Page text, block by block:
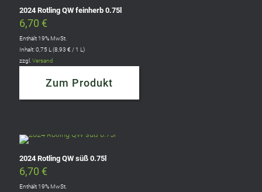
2024 Rotling QW feinherb 0.75l
6,70 €
Enthält 19% MwSt.
Inhalt: 0,75 L (8,93 € / 1 L)
zzgl. Versand
Zum Produkt
2024 Rotling QW süß 0.75l
6,70 €
Enthält 19% MwSt.